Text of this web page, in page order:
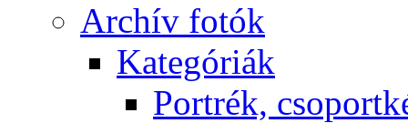
Ar­chív fo­tók
Ka­te­gó­ri­ák
Port­rék,